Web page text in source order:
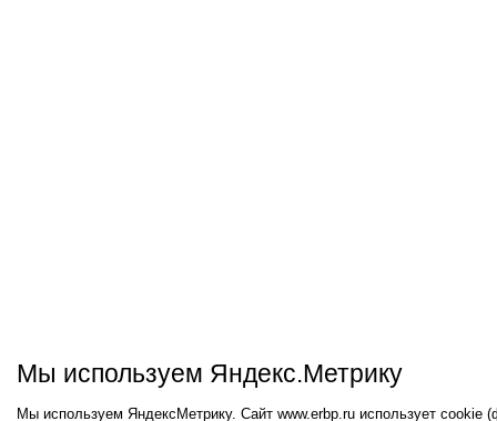
Мы используем Яндекс.Метрику
Мы используем ЯндексМетрику. Сайт www.erbp.ru использует